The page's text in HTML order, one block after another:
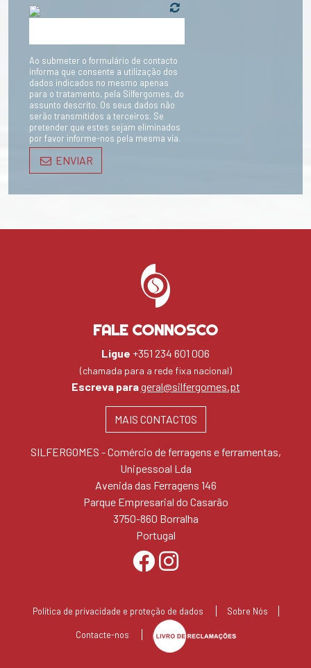
Ao submeter o formulário de contacto
informa que consente a utilização dos
dados indicados no mesmo apenas
para o tratamento, pela Silfergomes, do
assunto descrito. Os seus dados não
serão transmitidos a terceiros. Se
pretender que estes sejam eliminados
por favor informe-nos pela mesma via.
ENVIAR
FALE CONNOSCO
Ligue +351 234 601 006
(chamada para a rede fixa nacional)
Escreva parageral@silfergomes.pt
MAIS CONTACTOS
SILFERGOMES - Comércio de ferragens e ferramentas,
Unipessoal Lda
Avenida das Ferragens 146
Parque Empresarial do Casarão
3750-860 Borralha
Portugal
Política de privacidade e proteção de dados Sobre Nós
Contacte-nos